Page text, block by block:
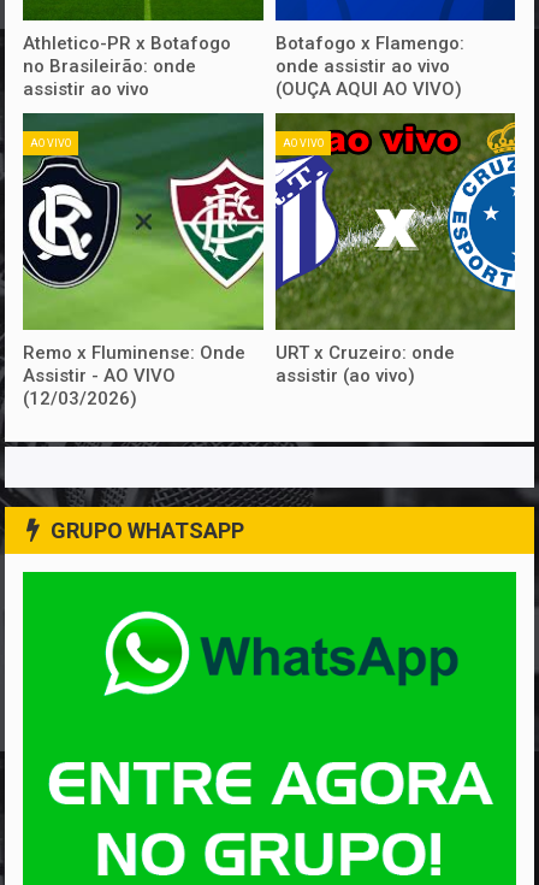
Athletico-PR x Botafogo
no Brasileirão: onde
assistir ao vivo
Botafogo x Flamengo:
onde assistir ao vivo
(OUÇA AQUI AO VIVO)
AO VIVO
Remo x Fluminense: Onde
Assistir - AO VIVO
(12/03/2026)
AO VIVO
URT x Cruzeiro: onde
assistir (ao vivo)
GRUPO WHATSAPP